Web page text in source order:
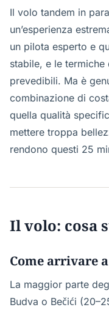
Il volo tandem in
un’esperienza
un pilota esperto e
stabile, e le termiche
prevedibili. Ma è
combinazione di
quella qualità
mettere troppa
rendono questi 25
Il volo: cosa
Come arrivare
La maggior parte
Budva o Bečići